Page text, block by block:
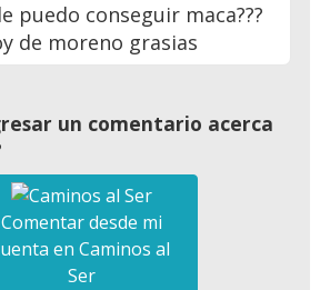
puedo conseguir maca???
de moreno grasias
un comentario acerca
Comentar desde mi
en Caminos al
Ser